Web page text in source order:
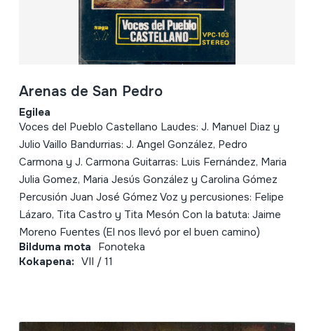
Arenas de San Pedro
Egilea
Voces del Pueblo Castellano Laudes: J. Manuel Diaz y
Julio Vaillo Bandurrias: J. Angel González, Pedro
Carmona y J. Carmona Guitarras: Luis Fernández, Maria
Julia Gomez, Maria Jesús González y Carolina Gómez
Percusión Juan José Gómez Voz y percusiones: Felipe
Lázaro, Tita Castro y Tita Mesón Con la batuta: Jaime
Moreno Fuentes (El nos llevó por el buen camino)
Bilduma mota Fonoteka
Kokapena: VII / 11